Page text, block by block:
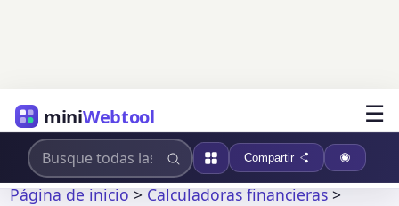
miniWebtool ☰
Compartir
Página de inicio>Calculadoras financieras>